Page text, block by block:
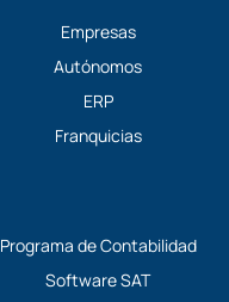
d
i
n
t
t
e
Empresas
Autónomos
ERP
Franquicias
Programa de Contabilidad
Software SAT